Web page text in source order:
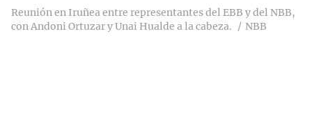
Reunión en Iruñea entre representantes del EBB y del NBB,
con Andoni Ortuzar y Unai Hualde a la cabeza.
NBB